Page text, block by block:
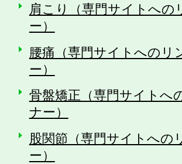
肩こり（専門サイトへの
ー）
腰痛（専門サイトへのリ
ー）
骨盤矯正（専門サイトへ
ナー）
股関節（専門サイトへの
ー）